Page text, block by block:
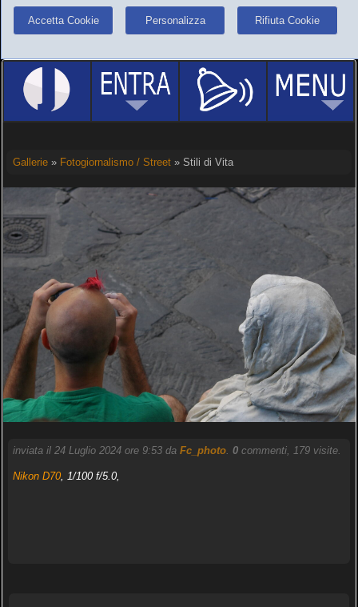
Accetta Cookie Personalizza Rifiuta Cookie
Gallerie» Fotogiornalismo / Street» Stili di Vita
inviata il 24 Luglio 2024 ore 9:53 da Fc_photo. 0commenti, 179 visite.
Nikon D70, 1/100 f/5.0,